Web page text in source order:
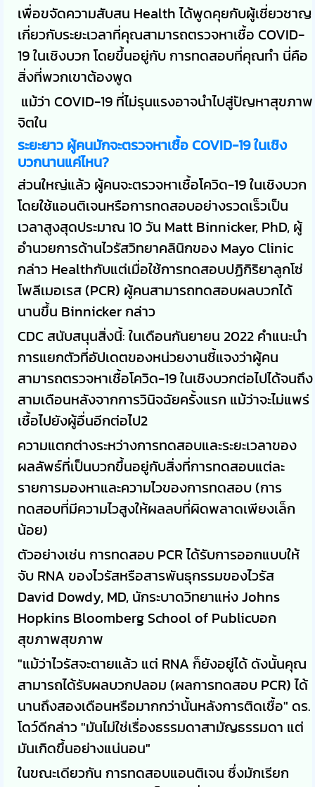
เพื่อขจัดความสับสน Health ได้พูดคุยกับผู้เชี่ยวชาญ
เกี่ยวกับระยะเวลาที่คุณสามารถตรวจหาเชื้อ COVID-
19 ในเชิงบวก โดยขึ้นอยู่กับ การทดสอบที่คุณทำ นี่คือ
สิ่งที่พวกเขาต้องพูด
แม้ว่า COVID-19 ที่ไม่รุนแรงอาจนำไปสู่ปัญหาสุขภาพ
จิตใน
ระยะยาว ผู้คนมักจะตรวจหาเชื้อ COVID-19 ในเชิง
บวกนานแค่ไหน?
ส่วนใหญ่แล้ว ผู้คนจะตรวจหาเชื้อโควิด-19 ในเชิงบวก
โดยใช้แอนติเจนหรือการทดสอบอย่างรวดเร็วเป็น
เวลาสูงสุดประมาณ 10 วัน Matt Binnicker, PhD, ผู้
อำนวยการด้านไวรัสวิทยาคลินิกของ Mayo Clinic
กล่าว Healthกับแต่เมื่อใช้การทดสอบปฏิกิริยาลูกโซ่
โพลีเมอเรส (PCR) ผู้คนสามารถทดสอบผลบวกได้
นานขึ้น Binnicker กล่าว
CDC สนับสนุนสิ่งนี้: ในเดือนกันยายน 2022 คำแนะนำ
การแยกตัวที่อัปเดตของหน่วยงานชี้แจงว่าผู้คน
สามารถตรวจหาเชื้อโควิด-19 ในเชิงบวกต่อไปได้จนถึง
สามเดือนหลังจากการวินิจฉัยครั้งแรก แม้ว่าจะไม่แพร่
เชื้อไปยังผู้อื่นอีกต่อไป2
ความแตกต่างระหว่างการทดสอบและระยะเวลาของ
ผลลัพธ์ที่เป็นบวกขึ้นอยู่กับสิ่งที่การทดสอบแต่ละ
รายการมองหาและความไวของการทดสอบ (การ
ทดสอบที่มีความไวสูงให้ผลลบที่ผิดพลาดเพียงเล็ก
น้อย)
ตัวอย่างเช่น การทดสอบ PCR ได้รับการออกแบบให้
จับ RNA ของไวรัสหรือสารพันธุกรรมของไวรัส
David Dowdy, MD, นักระบาดวิทยาแห่ง Johns
Hopkins Bloomberg School of Publicบอก
สุขภาพสุขภาพ
"แม้ว่าไวรัสจะตายแล้ว แต่ RNA ก็ยังอยู่ได้ ดังนั้นคุณ
สามารถได้รับผลบวกปลอม (ผลการทดสอบ PCR) ได้
นานถึงสองเดือนหรือมากกว่านั้นหลังการติดเชื้อ" ดร.
โดว์ดีกล่าว "มันไม่ใช่เรื่องธรรมดาสามัญธรรมดา แต่
มันเกิดขึ้นอย่างแน่นอน"
ในขณะเดียวกัน การทดสอบแอนติเจน ซึ่งมักเรียก